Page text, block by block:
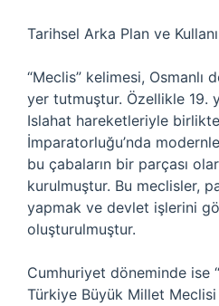
Tarihsel Arka Plan ve
“Meclis” kelimesi, Osmanlı
yer tutmuştur. Özellikle 19.
Islahat hareketleriyle
İmparatorluğu’nda
bu çabaların bir parçası
kurulmuştur. Bu meclisler,
yapmak ve devlet işlerini
oluşturulmuştur.
Cumhuriyet döneminde ise
Türkiye Büyük Millet